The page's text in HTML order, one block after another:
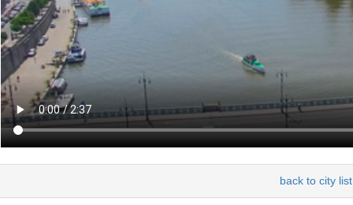
back to city list